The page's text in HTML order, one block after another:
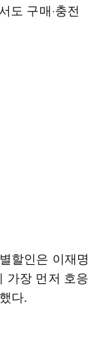
도 구매·충전
할인은 이재명
가장 먼저 호응
다.